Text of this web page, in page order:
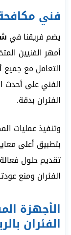
فني
يضم فريقنا في
أمهر الفنيين
التعامل مع جميع
الفني على أحدث
الفئران بدقة.
وتنفيذ عمليات
بتطبيق أعلى
تقديم حلول
الفئران ومنع
الأجهزة
الفئران